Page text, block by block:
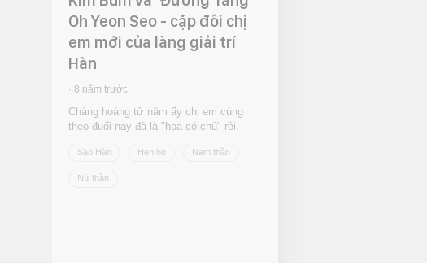
Oh Yeon Seo - cặp đôi chị
em mới của làng giải trí
Hàn
8 năm trước
Chàng hoàng tử năm ấy chị em cùng
theo đuổi nay đã là "hoa có chủ" rồi.
Sao Hàn Hẹn hò Nam thần
Nữ thần